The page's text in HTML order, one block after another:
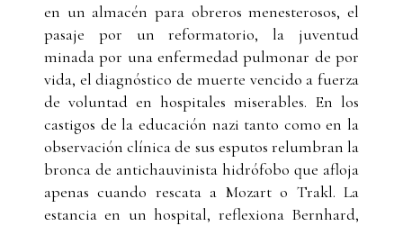
en un almacén para obreros menesterosos, el
pasaje por un reformatorio, la juventud
minada por una enfermedad pulmonar de por
vida, el diagnóstico de muerte vencido a fuerza
de voluntad en hospitales miserables. En los
castigos de la educación nazi tanto como en la
observación clínica de sus esputos relumbran la
bronca de antichauvinista hidrófobo que afloja
apenas cuando rescata a Mozart o Trakl. La
estancia en un hospital, reflexiona Bernhard,